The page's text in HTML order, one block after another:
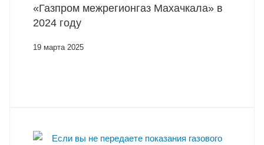
«Газпром межрегионгаз Махачкала» в
2024 году
19 марта 2025